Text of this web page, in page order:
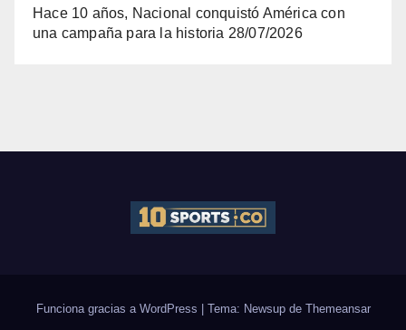
Hace 10 años, Nacional conquistó América con
una campaña para la historia 28/07/2026
Funciona gracias a WordPress Tema: Newsup de Themeansar